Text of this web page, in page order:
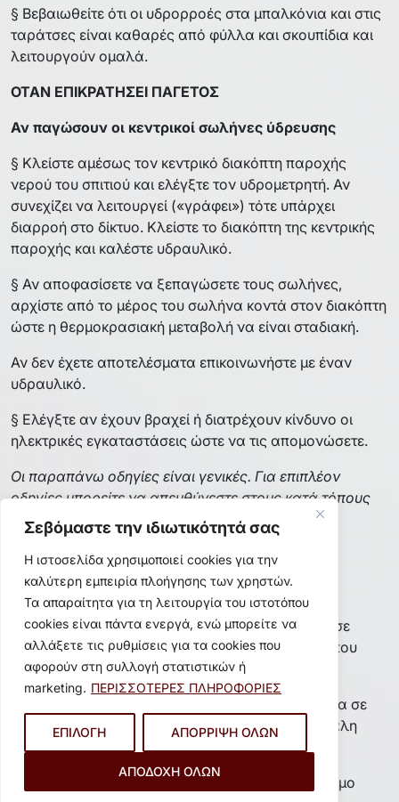
Σεβόμαστε την ιδιωτικότητά σας
Η ιστοσελίδα χρησιμοποιεί cookies για την
καλύτερη εμπειρία πλοήγησης των χρηστών.
Τα απαραίτητα για τη λειτουργία του ιστοτόπου
cookies είναι πάντα ενεργά, ενώ μπορείτε να
αλλάξετε τις ρυθμίσεις για τα cookies που
αφορούν στη συλλογή στατιστικών ή
marketing. ΠΕΡΙΣΣΟΤΕΡΕΣ ΠΛΗΡΟΦΟΡΙΕΣ
ΕΠΙΛΟΓΗ ΑΠΟΡΡΙΨΗ ΟΛΩΝ
ΑΠΟΔΟΧΗ ΟΛΩΝ
§ Βεβαιωθείτε ότι οι υδρορροές στα μπαλκόνια και στις
ταράτσες είναι καθαρές από φύλλα και σκουπίδια και
λειτουργούν ομαλά.
ΟΤΑΝ ΕΠΙΚΡΑΤΗΣΕΙ ΠΑΓΕΤΟΣ
Αν παγώσουν οι κεντρικοί σωλήνες ύδρευσης
§ Κλείστε αμέσως τον κεντρικό διακόπτη παροχής
νερού του σπιτιού και ελέγξτε τον υδρομετρητή. Αν
συνεχίζει να λειτουργεί («γράφει») τότε υπάρχει
διαρροή στο δίκτυο. Κλείστε το διακόπτη της κεντρικής
παροχής και καλέστε υδραυλικό.
§ Αν αποφασίσετε να ξεπαγώσετε τους σωλήνες,
αρχίστε από το μέρος του σωλήνα κοντά στον διακόπτη
ώστε η θερμοκρασιακή μεταβολή να είναι σταδιακή.
Αν δεν έχετε αποτελέσματα επικοινωνήστε με έναν
υδραυλικό.
§ Ελέγξτε αν έχουν βραχεί ή διατρέχουν κίνδυνο οι
ηλεκτρικές εγκαταστάσεις ώστε να τις απομονώσετε.
Οι παραπάνω οδηγίες είναι γενικές. Για επιπλέον
οδηγίες μπορείτε να απευθύνεστε στους κατά τόπους
φορείς ύδρευσης (ΔΕΥΑ, ΕΥΔΑΠ, ΕΥΑΘ).
► KAYΣΩNAΣ
ΚΑΤΑ ΤΗ ΔΙΑΡΚΕΙΑ ΤΟΥ ΚΑΥΣΩΝΑ
§ Αποφύγετε την ηλιοθεραπεία και παραμείνετε σε
σκιερά και δροσερά μέρη μακριά από χώρους όπου
επικρατεί συνωστισμός.
§ Αποφύγετε τη βαριά σωματική εργασία ιδιαίτερα σε
χώρους με υψηλή θερμοκρασία, άπνοια και μεγάλη
υγρασία.
§ Αποφύγετε το βάδισμα για πολύ ώρα ή το τρέξιμο